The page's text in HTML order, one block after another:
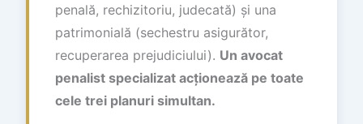
penală, rechizitoriu, judecată) și una
patrimonială (sechestru asigurător,
recuperarea prejudiciului). Un avocat
penalist specializat acționează pe toate
cele trei planuri simultan.